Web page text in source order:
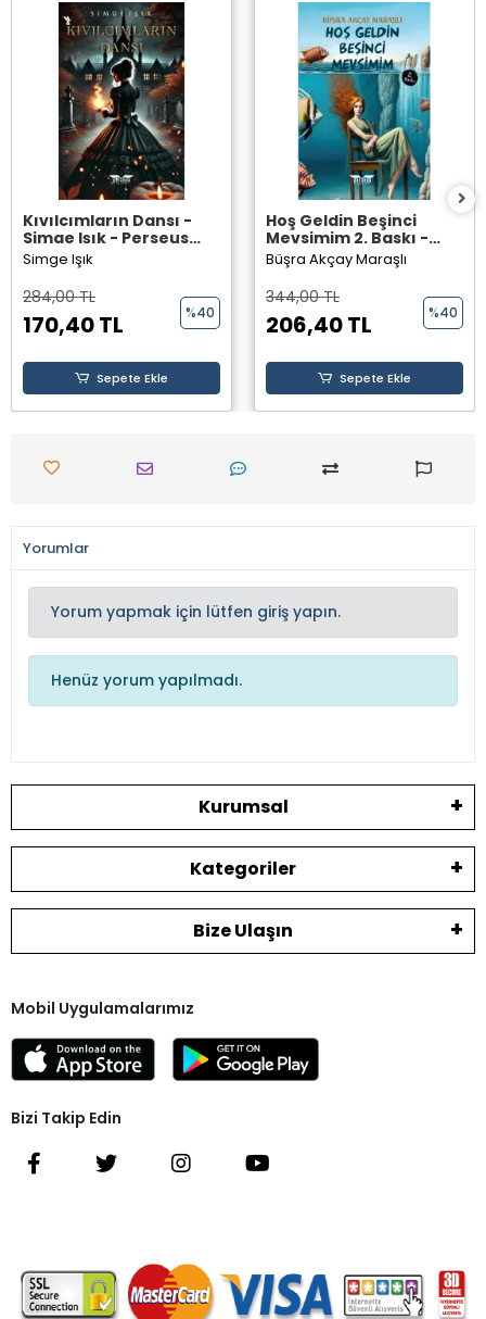
Kıvılcımların Dansı -
Simge Işık - Perseus
Yayınevi -
Simge Işık
284,00 TL
170,40 TL %40
Sepete Ekle
Hoş Geldin Beşinci
Mevsimim 2. Baskı -
Büşra Akçay Maraşlı -
Perseus Yayınevi -
Büşra Akçay Maraşlı
344,00 TL
206,40 TL %40
Sepete Ekle
Yorumlar
Yorum yapmak için lütfen giriş yapın.
Henüz yorum yapılmadı.
Kurumsal
Kategoriler
Bize Ulaşın
Mobil Uygulamalarımız
Bizi Takip Edin